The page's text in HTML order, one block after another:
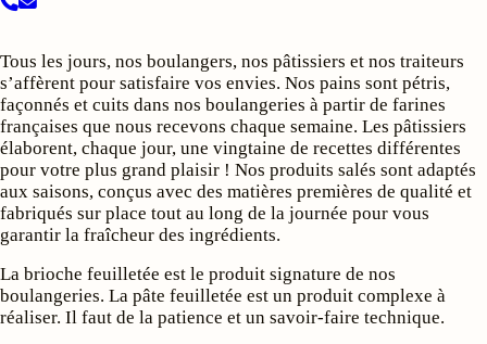
Tous les jours, nos boulangers, nos pâtissiers et nos traiteurs
s’affèrent pour satisfaire vos envies. Nos pains sont pétris,
façonnés et cuits dans nos boulangeries à partir de farines
françaises que nous recevons chaque semaine. Les pâtissiers
élaborent, chaque jour, une vingtaine de recettes différentes
pour votre plus grand plaisir ! Nos produits salés sont adaptés
aux saisons, conçus avec des matières premières de qualité et
fabriqués sur place tout au long de la journée pour vous
garantir la fraîcheur des ingrédients.
La brioche feuilletée est le produit signature de nos
boulangeries. La pâte feuilletée est un produit complexe à
réaliser. Il faut de la patience et un savoir-faire technique.